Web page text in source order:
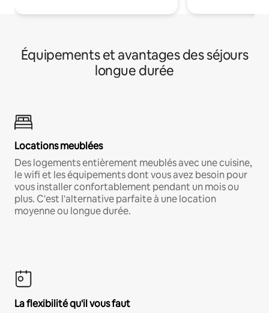
Équipements et avantages des séjours
longue durée
Locations meublées
Des logements entièrement meublés avec une cuisine,
le wifi et les équipements dont vous avez besoin pour
vous installer confortablement pendant un mois ou
plus. C'est l'alternative parfaite à une location
moyenne ou longue durée.
La flexibilité qu'il vous faut